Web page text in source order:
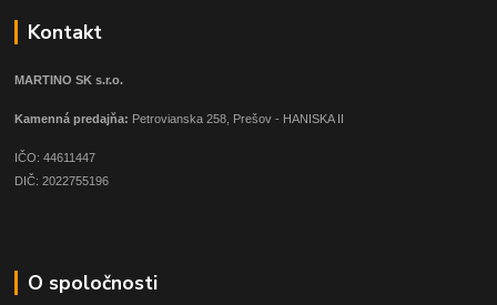
Kontakt
MARTINO SK s.r.o.
Kamenná predajňa: Petrovianska 258, Prešov - HANISKA II
IČO: 44611447
DIČ: 2022755196
O spoločnosti